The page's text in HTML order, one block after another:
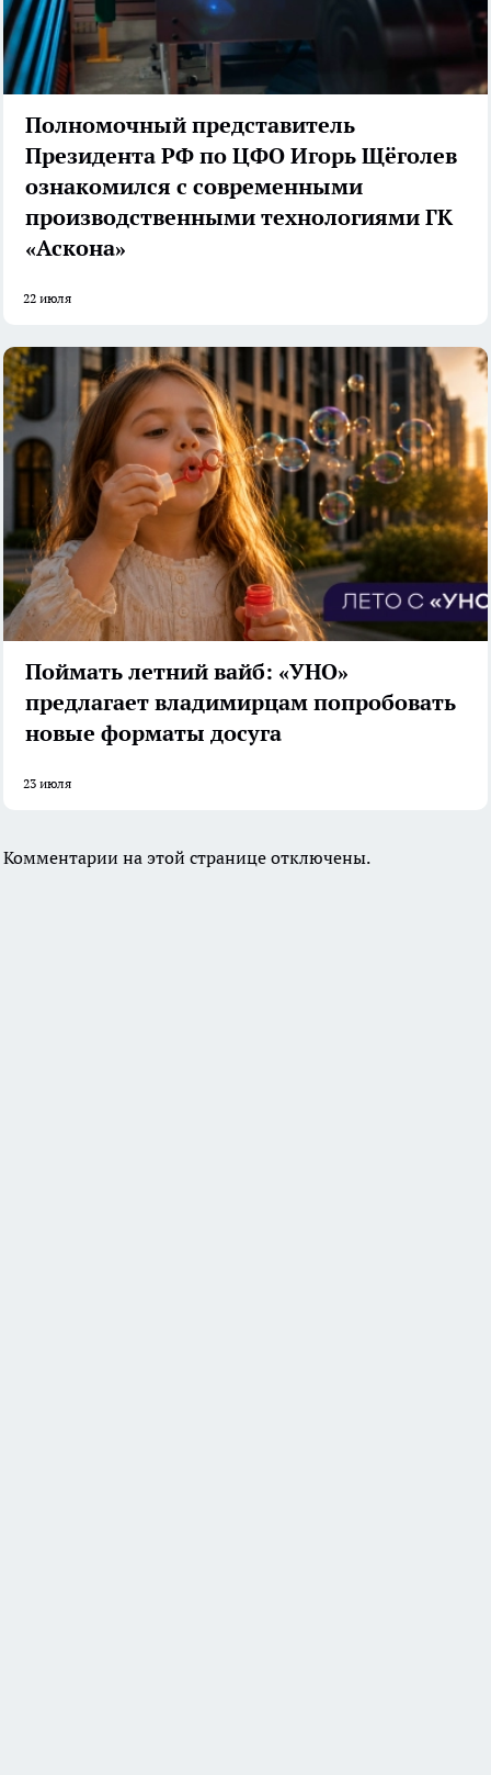
Полномочный представитель
Президента РФ по ЦФО Игорь Щёголев
ознакомился с современными
производственными технологиями ГК
«Аскона»
22 июля
Поймать летний вайб: «УНО»
предлагает владимирцам попробовать
новые форматы досуга
23 июля
Комментарии на этой странице отключены.